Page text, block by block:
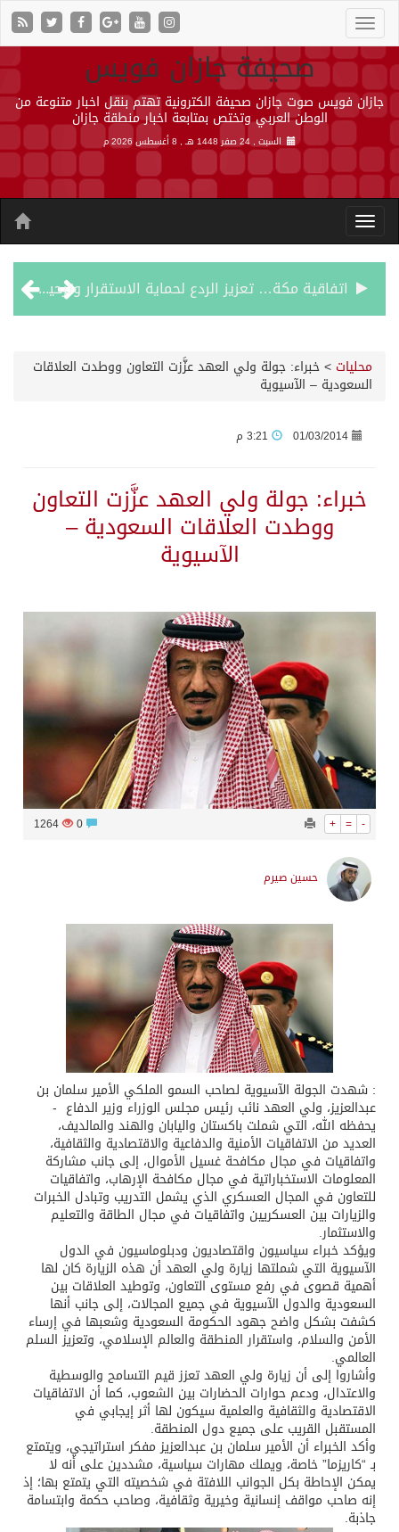
صحيفة جازان فويس
جازان فويس صوت جازان صحيفة الكترونية تهتم بنقل اخبار متنوعة من
الوطن العربي وتختص بمتابعة اخبار منطقة جازان
السبت , 24 صفر 1448 هـ , 8 أغسطس 2026 م
اتفاقية مكة… تعزيز الردع لحماية الاستقرار وترحيب اقليمي ودولي بها
رئيس وزراء العراق لرئيس الاستخبارات السعودي: نرفض استخدام أراضينا منطلقاً لأي هجمات
حالة الطقس المتوقعة اليوم في المملكة
جماعة الحوثي تعلن الحرب و اذرع طهران تخطط باعمال ارهابية واسعة تطال دول الشرق الاوسط
قمة سعودية – تركية – باكستانية في جدة
محليات >خبراء: جولة ولي العهد عزَّزت التعاون ووطدت العلاقات
السعودية – الآسيوية
01/03/2014
خبراء: جولة ولي العهد عزَّزت التعاون
ووطدت العلاقات السعودية –
الآسيوية
+ = -
1264
حسين صيرم
: شهدت الجولة الآسيوية لصاحب السمو الملكي الأمير سلمان بن
عبدالعزيز، ولي العهد نائب رئيس مجلس الوزراء وزير الدفاع -
يحفظه الله، التي شملت باكستان واليابان والهند والمالديف،
العديد من الاتفاقيات الأمنية والدفاعية والاقتصادية والثقافية،
واتفاقيات في مجال مكافحة غسيل الأموال، إلى جانب مشاركة
المعلومات الاستخباراتية في مجال مكافحة الإرهاب، واتفاقيات
للتعاون في المجال العسكري الذي يشمل التدريب وتبادل الخبرات
والزيارات بين العسكريين واتفاقيات في مجال الطاقة والتعليم
والاستثمار.
ويؤكد خبراء سياسيون واقتصاديون ودبلوماسيون في الدول
الآسيوية التي شملتها زيارة ولي العهد أن هذه الزيارة كان لها
أهمية قصوى في رفع مستوى التعاون، وتوطيد العلاقات بين
السعودية والدول الآسيوية في جميع المجالات، إلى جانب أنها
كشفت بشكل واضح جهود الحكومة السعودية وشعبها في إرساء
الأمن والسلام، واستقرار المنطقة والعالم الإسلامي، وتعزيز السلم
العالمي.
وأشاروا إلى أن زيارة ولي العهد تعزز قيم التسامح والوسطية
والاعتدال، ودعم حوارات الحضارات بين الشعوب، كما أن الاتفاقيات
الاقتصادية والثقافية والعلمية سيكون لها أثر إيجابي في
المستقبل القريب على جميع دول المنطقة.
وأكد الخبراء أن الأمير سلمان بن عبدالعزيز مفكر استراتيجي، ويتمتع
بـ “كاريزما” خاصة، ويملك مهارات سياسية، مشددين على أنه لا
يمكن الإحاطة بكل الجوانب اللافتة في شخصيته التي يتمتع بها؛ إذ
إنه صاحب مواقف إنسانية وخيرية وثقافية، وصاحب حكمة وابتسامة
جاذبة.